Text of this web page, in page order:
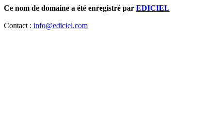
Ce nom de domaine a été enregistré par EDICIEL
Contact : info@ediciel.com